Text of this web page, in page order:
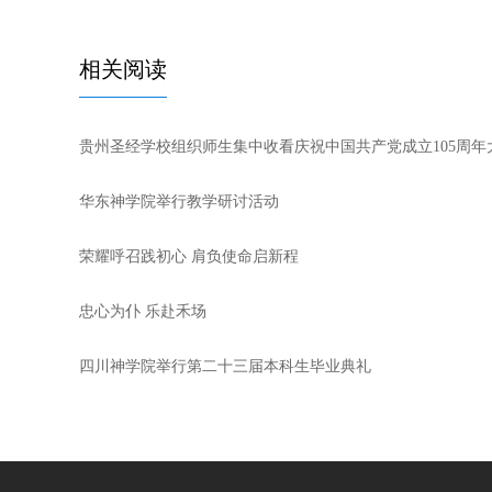
相关阅读
贵州圣经学校组织师生集中收看庆祝中国共产党成立105周年
华东神学院举行教学研讨活动
荣耀呼召践初心 肩负使命启新程
忠心为仆 乐赴禾场
四川神学院举行第二十三届本科生毕业典礼